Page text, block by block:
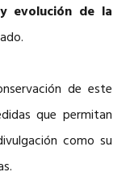
evolución de la
de este
que permitan
como su